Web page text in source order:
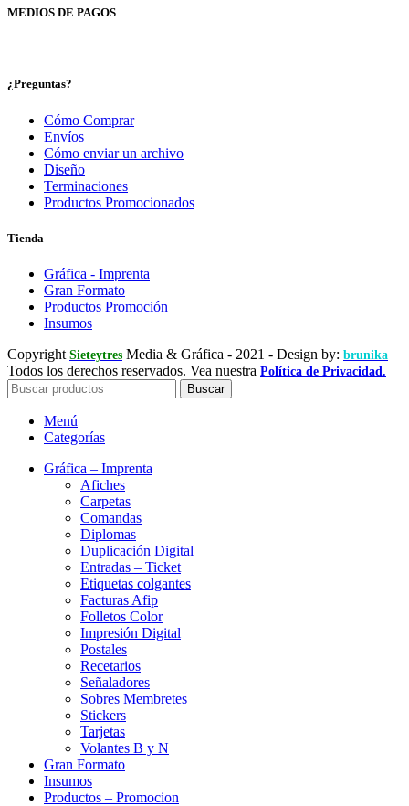
MEDIOS DE PAGOS
¿Preguntas?
Cómo Comprar
Envíos
Cómo enviar un archivo
Diseño
Terminaciones
Productos Promocionados
Tienda
Gráfica - Imprenta
Gran Formato
Productos Promoción
Insumos
Copyright Sieteytres Media & Gráfica - 2021 - Design by: brunika
Todos los derechos reservados. Vea nuestra Política de Privacidad.
Buscar
Menú
Categorías
Gráfica – Imprenta
Afiches
Carpetas
Comandas
Diplomas
Duplicación Digital
Entradas – Ticket
Etiquetas colgantes
Facturas Afip
Folletos Color
Impresión Digital
Postales
Recetarios
Señaladores
Sobres Membretes
Stickers
Tarjetas
Volantes B y N
Gran Formato
Insumos
Productos – Promocion